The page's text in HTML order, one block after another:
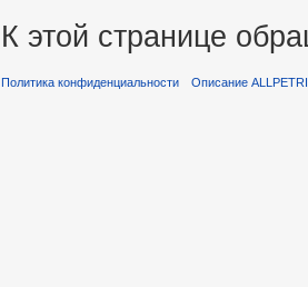
К этой странице
Политика конфиденциальности Описание